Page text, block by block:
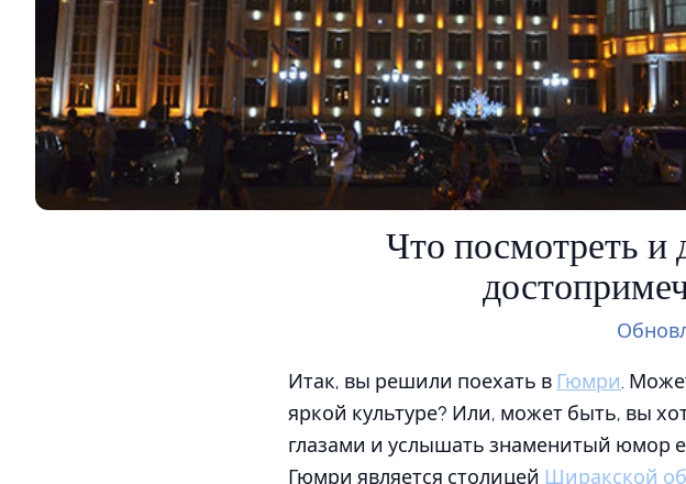
Что посмотреть
Итак, вы решили поехать в Гюмри.
яркой культуре? Или, может быть, вы
глазами и услышать знаменитый юмор
Гюмри является столицей Ширакской